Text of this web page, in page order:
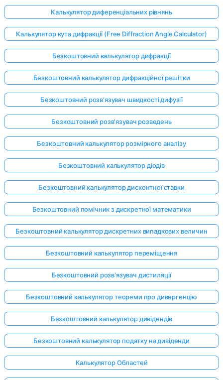
Увійдіть
тут!
Калькулятор диференціальних рівнянь
Калькулятор кута дифракції (Free Diffraction Angle Calculator)
Безкоштовний калькулятор дифракції
Безкоштовний калькулятор дифракційної решітки
Безкоштовний розв'язувач швидкості дифузії
Безкоштовний розв'язувач розведень
Безкоштовний калькулятор розмірного аналізу
Безкоштовний калькулятор діодів
Безкоштовний калькулятор дисконтної ставки
Безкоштовний помічник з дискретної математики
Безкоштовний калькулятор дискретних випадкових величин
Безкоштовний калькулятор переміщення
Безкоштовний розв'язувач дистиляції
Безкоштовний калькулятор теореми про дивергенцію
Безкоштовний калькулятор дивідендів
Безкоштовний калькулятор податку на дивіденди
Калькулятор Областей